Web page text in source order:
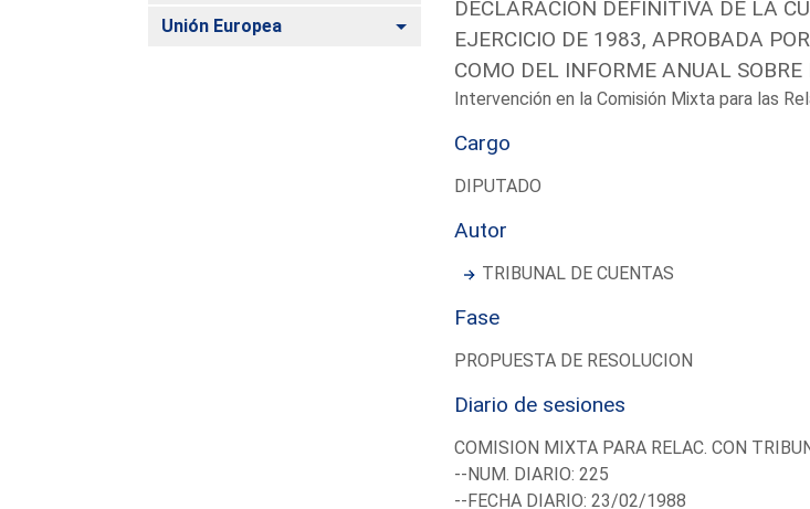
Unión Europea Alternar
DECLARACION DEFINITIVA DE LA
EJERCICIO DE 1983, APROBADA
COMO DEL INFORME ANUAL
Intervención en la Comisión Mixta para las
Cargo
DIPUTADO
Autor
TRIBUNAL DE CUENTAS
Fase
PROPUESTA DE RESOLUCION
Diario de sesiones
COMISION MIXTA PARA RELAC. CON
--NUM. DIARIO: 225
--FECHA DIARIO: 23/02/1988